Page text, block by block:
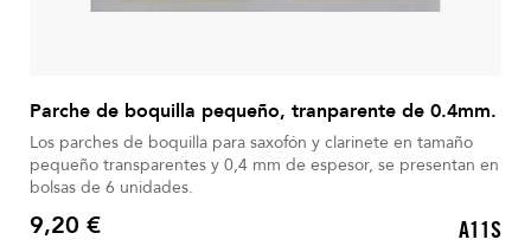
Parche de boquilla pequeño, tranparente de 0.4mm.
Los parches de boquilla para saxofón y clarinete en tamaño
pequeño transparentes y 0,4 mm de espesor, se presentan en
bolsas de 6 unidades.
Precio
9,20 € A11S